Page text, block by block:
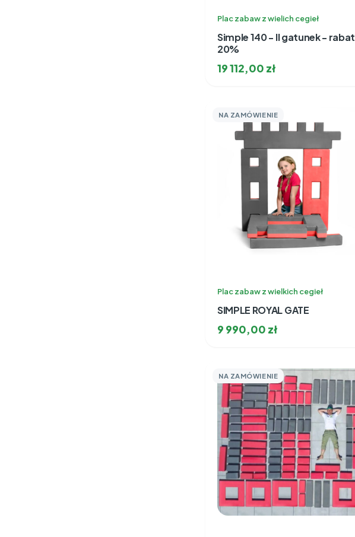
Plac zabaw z wielich cegieł
Simple 140 - II gatunek - rabat
20%
19 112,00 zł
NA ZAMÓWIENIE
Plac zabaw z wielkich cegieł
SIMPLE ROYAL GATE
9 990,00 zł
NA ZAMÓWIENIE